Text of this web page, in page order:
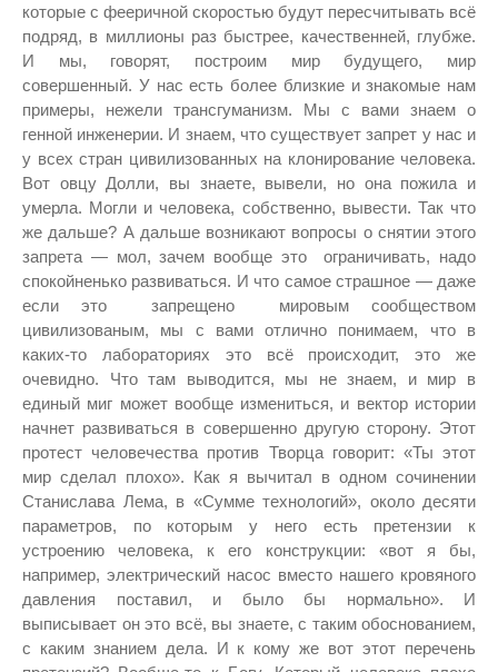
которые с фееричной скоростью будут пересчитывать всё
подряд, в миллионы раз быстрее, качественней, глубже.
И мы, говорят, построим мир будущего, мир
совершенный. У нас есть более близкие и знакомые нам
примеры, нежели трансгуманизм. Мы с вами знаем о
генной инженерии. И знаем, что существует запрет у нас и
у всех стран цивилизованных на клонирование человека.
Вот овцу Долли, вы знаете, вывели, но она пожила и
умерла. Могли и человека, собственно, вывести. Так что
же дальше? А дальше возникают вопросы о снятии этого
запрета — мол, зачем вообще это ограничивать, надо
спокойненько развиваться. И что самое страшное — даже
если это запрещено мировым сообществом
цивилизованым, мы с вами отлично понимаем, что в
каких-то лабораториях это всё происходит, это же
очевидно. Что там выводится, мы не знаем, и мир в
единый миг может вообще измениться, и вектор истории
начнет развиваться в совершенно другую сторону. Этот
протест человечества против Творца говорит: «Ты этот
мир сделал плохо». Как я вычитал в одном сочинении
Станислава Лема, в «Сумме технологий», около десяти
параметров, по которым у него есть претензии к
устроению человека, к его конструкции: «вот я бы,
например, электрический насос вместо нашего кровяного
давления поставил, и было бы нормально». И
выписывает он это всё, вы знаете, с таким обоснованием,
с каким знанием дела. И к кому же вот этот перечень